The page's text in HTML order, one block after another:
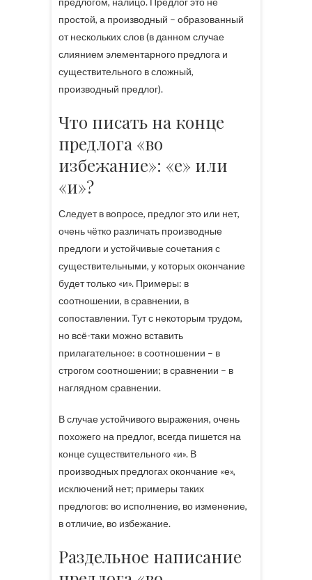
простой, а производный – образованный
от нескольких слов (в данном случае
слиянием элементарного предлога и
существительного в сложный,
производный предлог).
Что писать на конце
предлога «во
избежание»: «е» или
«и»?
Следует в вопросе, предлог это или нет,
очень чётко различать производные
предлоги и устойчивые сочетания с
существительными, у которых окончание
будет только «и». Примеры: в
соотношении, в сравнении, в
сопоставлении. Тут с некоторым трудом,
но всё-таки можно вставить
прилагательное: в соотношении – в
строгом соотношении; в сравнении – в
наглядном сравнении.
В случае устойчивого выражения, очень
похожего на предлог, всегда пишется на
конце существительного «и». В
производных предлогах окончание «е»,
исключений нет; примеры таких
предлогов: во исполнение, во изменение,
в отличие, во избежание.
Раздельное написание